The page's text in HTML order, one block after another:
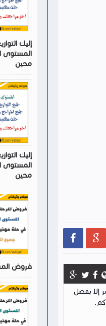
 
إلا بفضل
إليك
المستوى
محين
إليك
المستوى
محين
فروض